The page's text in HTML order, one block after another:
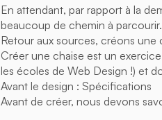
En attendant, par rapport à la
beaucoup de chemin à
Retour aux sources, créons une
Créer une chaise est un
les écoles de Web Design !) et
Avant le design : Spécifications
Avant de créer, nous devons